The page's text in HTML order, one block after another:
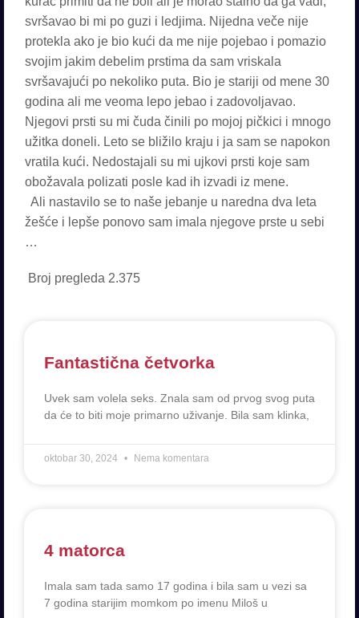
svršavao bi mi po guzi i ledjima. Nijedna veče nije
protekla ako je bio kući da me nije pojebao i pomazio
svojim jakim debelim prstima da sam vriskala
svršavajući po nekoliko puta. Bio je stariji od mene 30
godina ali me veoma lepo jebao i zadovoljavao.
Njegovi prsti su mi čuda činili po mojoj pičkici i mnogo
užitka doneli. Leto se bližilo kraju i ja sam se napokon
vratila kući. Nedostajali su mi ujkovi prsti koje sam
obožavala polizati posle kad ih izvadi iz mene.
Ali nastavilo se to naše jebanje u naredna dva leta
žešće i lepše ponovo sam imala njegove prste u sebi
…
Broj pregleda 2.375
Fantastična četvorka
Uvek sam volela seks. Znala sam od prvog svog puta
da će to biti moje primarno uživanje. Bila sam klinka,
oktobar 30, 2024 Nema komentara
4 matorca
Imala sam tada samo 17 godina i bila sam u vezi sa
7 godina starijim momkom po imenu Miloš u